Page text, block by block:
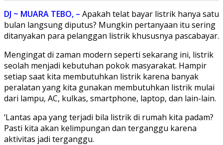
DJ ~ MUARA TEBO, – Apakah telat bayar listrik hanya satu
bulan langsung diputus? Mungkin pertanyaan itu sering
ditanyakan para pelanggan listrik khususnya pascabayar.
Mengingat di zaman modern seperti sekarang ini, listrik
seolah menjadi kebutuhan pokok masyarakat. Hampir
setiap saat kita membutuhkan listrik karena banyak
peralatan yang kita gunakan membutuhkan listrik mulai
dari lampu, AC, kulkas, smartphone, laptop, dan lain-lain.
‘Lantas apa yang terjadi bila listrik di rumah kita padam?
Pasti kita akan kelimpungan dan terganggu karena
aktivitas jadi terganggu.